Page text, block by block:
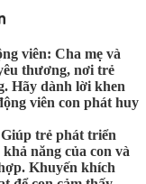
viên: Cha mẹ và
thương, nơi trẻ
Hãy dành lời khen
viên con phát huy
Giúp trẻ phát triển
năng của con và
Khuyến khích